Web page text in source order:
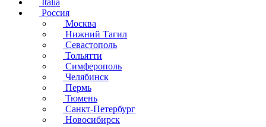
Italia
Россия
Москва
Нижний Тагил
Севастополь
Тольятти
Симферополь
Челябинск
Пермь
Тюмень
Санкт-Петербург
Новосибирск